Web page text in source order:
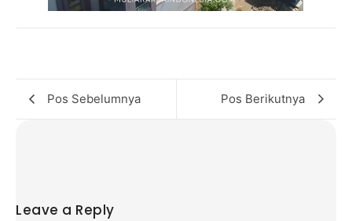
Pos Sebelumnya Pos Berikutnya
Leave a Reply